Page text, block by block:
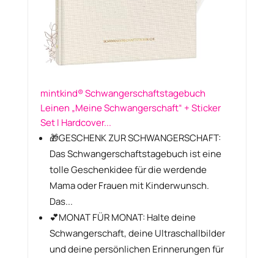
mintkind® Schwangerschaftstagebuch
Leinen „Meine Schwangerschaft“ + Sticker
Set I Hardcover...
🎁GESCHENK ZUR SCHWANGERSCHAFT:
Das Schwangerschaftstagebuch ist eine
tolle Geschenkidee für die werdende
Mama oder Frauen mit Kinderwunsch.
Das...
💕MONAT FÜR MONAT: Halte deine
Schwangerschaft, deine Ultraschallbilder
und deine persönlichen Erinnerungen für